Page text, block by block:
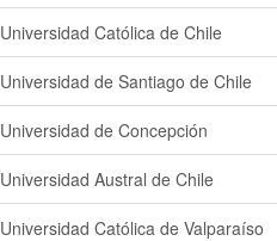
Universidad Católica de Chile
Universidad de Santiago de Chile
Universidad de Concepción
Universidad Austral de Chile
Universidad Católica de Valparaíso